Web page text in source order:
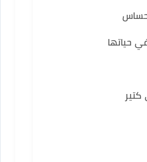
حياتها
كتير